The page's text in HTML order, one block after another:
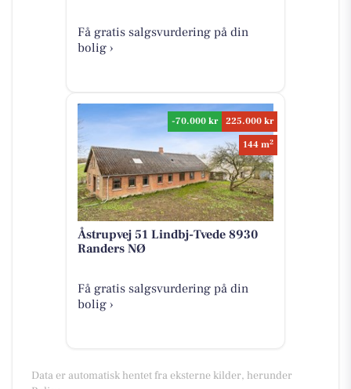
Få gratis salgsvurdering på din
bolig ›
-70.000 kr
225.000 kr
144 m2
Åstrupvej 51 Lindbj-Tvede 8930
Randers NØ
Få gratis salgsvurdering på din
bolig ›
Data er automatisk hentet fra eksterne kilder, herunder